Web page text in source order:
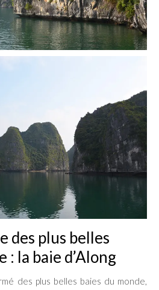
des plus belles
: la baie d’Along
des plus belles baies du monde,